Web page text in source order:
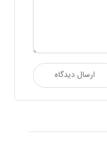
ارسال دیدگاه